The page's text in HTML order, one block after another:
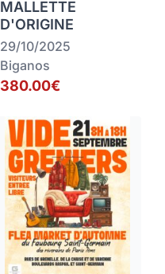
MALLETTE
D'ORIGINE
29/10/2025
Biganos
380.00€